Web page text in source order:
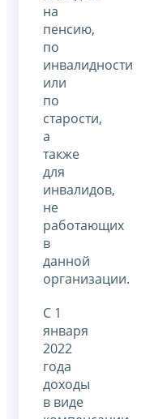
на
пенсию,
по
инвалидности
или
по
старости,
а
также
для
инвалидов,
не
работающих
в
данной
организации.
С 1
января
2022
года
доходы
в виде